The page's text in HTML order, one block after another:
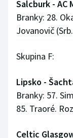
Salcburk - AC
Branky: 28.
Jovanovič
Skupina F:
Lipsko -
Branky: 57.
85. Traoré.
Celtic